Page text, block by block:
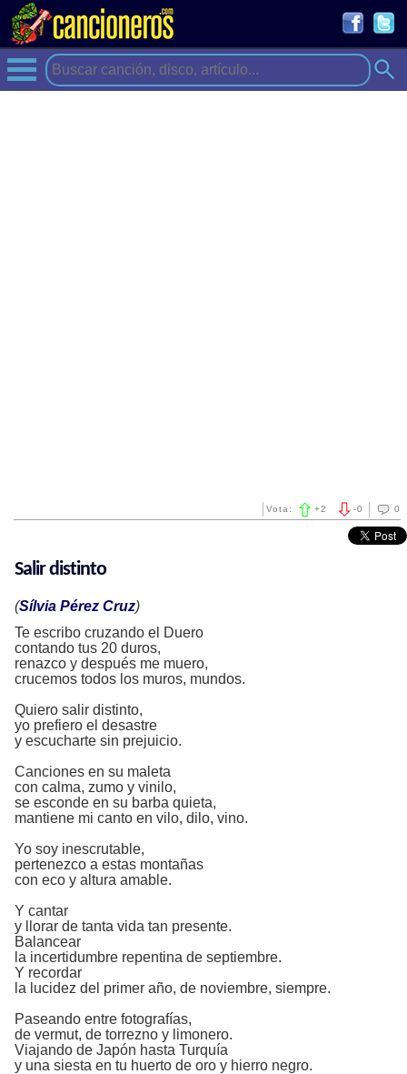
0
-0
Vota: +2
Salir distinto
(Sílvia Pérez Cruz)
Te escribo cruzando el Duero
contando tus 20 duros,
renazco y después me muero,
crucemos todos los muros, mundos.
Quiero salir distinto,
yo prefiero el desastre
y escucharte sin prejuicio.
Canciones en su maleta
con calma, zumo y vinilo,
se esconde en su barba quieta,
mantiene mi canto en vilo, dilo, vino.
Yo soy inescrutable,
pertenezco a estas montañas
con eco y altura amable.
Y cantar
y llorar de tanta vida tan presente.
Balancear
la incertidumbre repentina de septiembre.
Y recordar
la lucidez del primer año, de noviembre, siempre.
Paseando entre fotografías,
de vermut, de torrezno y limonero.
Viajando de Japón hasta Turquía
y una siesta en tu huerto de oro y hierro negro.